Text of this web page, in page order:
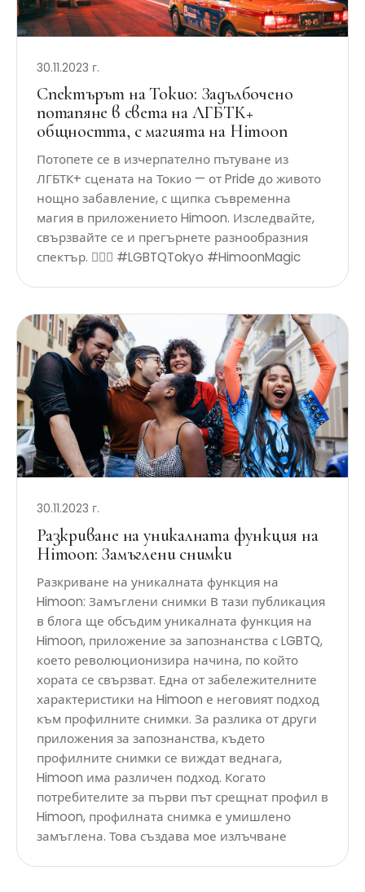
30.11.2023 г.
Спектърът на Токио: Задълбочено
потапяне в света на ЛГБТК+
общността, с магията на Himoon
Потопете се в изчерпателно пътуване из
ЛГБТК+ сцената на Токио — от Pride до живото
нощно забавление, с щипка съвременна
магия в приложението Himoon. Изследвайте,
свързвайте се и прегърнете разнообразния
спектър. 🏳️‍🌈✨ #LGBTQTokyo #HimoonMagic
30.11.2023 г.
Разкриване на уникалната функция на
Himoon: Замъглени снимки
Разкриване на уникалната функция на
Himoon: Замъглени снимки В тази публикация
в блога ще обсъдим уникалната функция на
Himoon, приложение за запознанства с LGBTQ,
което революционизира начина, по който
хората се свързват. Една от забележителните
характеристики на Himoon е неговият подход
към профилните снимки. За разлика от други
приложения за запознанства, където
профилните снимки се виждат веднага,
Himoon има различен подход. Когато
потребителите за първи път срещнат профил в
Himoon, профилната снимка е умишлено
замъглена. Това създава мое излъчване